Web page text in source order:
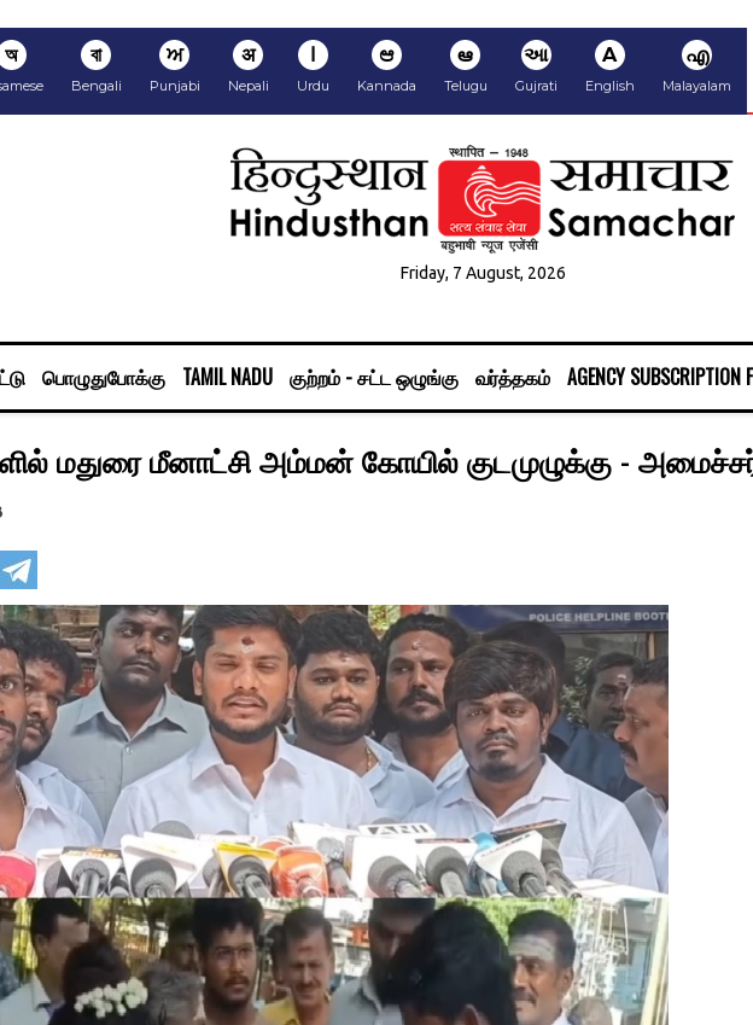
অ বা
Bengali
ਅ
Punjabi
अ
Nepali
ا
Urdu
ಆ
Kannada
ఆ
Telugu
આ
Gujrati
A
English
എ
Malayalam
Friday, 7 August, 2026
பொழுதுபோக்கு TAMIL NADU குற்றம் - சட்ட ஒழுங்கு வர்த்தகம் AGENCY SUBSCRIPTION
மதுரை மீனாட்சி அம்மன் கோயில் குடமுழுக்கு - அமைச்சர்